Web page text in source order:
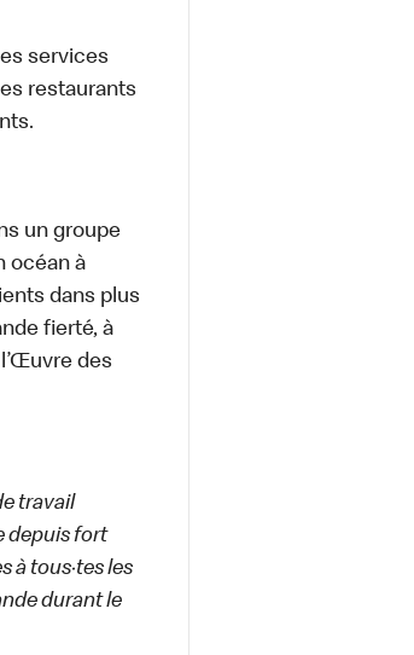
services
restaurants
un groupe
océan à
dans plus
fierté, à
des
travail
depuis fort
à tous·tes les
durant le